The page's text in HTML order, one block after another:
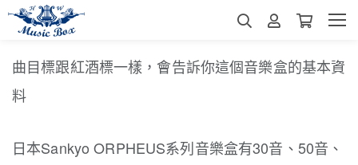
曲目標跟紅酒標一樣，會告訴你這個音樂盒的基本資
料
日本Sankyo ORPHEUS系列音樂盒有30音、50音、